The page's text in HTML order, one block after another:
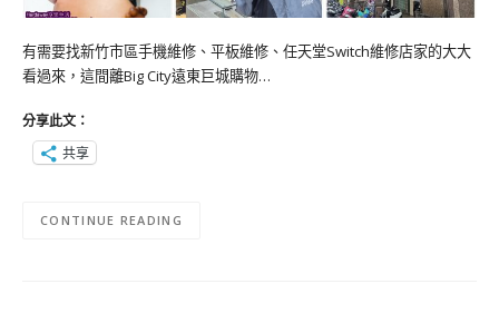
有需要找新竹市區手機維修、平板維修、任天堂Switch維修店家的大大
看過來，這間離Big City遠東巨城購物…
分享此文：
共享
CONTINUE READING